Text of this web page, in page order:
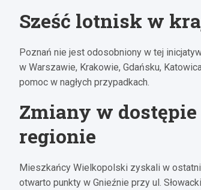
Sześć lotnisk w
Poznań nie jest odosobniony w tej
w Warszawie, Krakowie, Gdańsku,
pomoc w nagłych przypadkach.
Zmiany w
regionie
Mieszkańcy Wielkopolski zyskali w
otwarto punkty w Gnieźnie przy ul.